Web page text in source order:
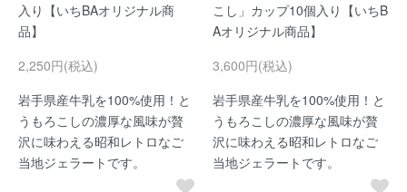
入り【いちBAオリジナル商
品】
2,250円(税込)
岩手県産牛乳を100%使用！と
うもろこしの濃厚な風味が贅
沢に味わえる昭和レトロなご
当地ジェラートです。
こし」カップ10個入り【いちB
Aオリジナル商品】
3,600円(税込)
岩手県産牛乳を100%使用！と
うもろこしの濃厚な風味が贅
沢に味わえる昭和レトロなご
当地ジェラートです。